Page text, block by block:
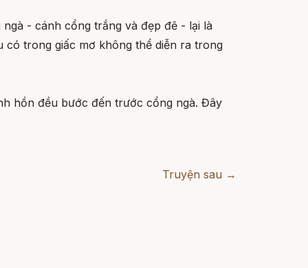
- cánh cổng trắng và đẹp đẽ - lại là
có trong giấc mơ không thể diễn ra trong
hồn đều bước đến trước cổng ngà. Đây
Truyện sau →